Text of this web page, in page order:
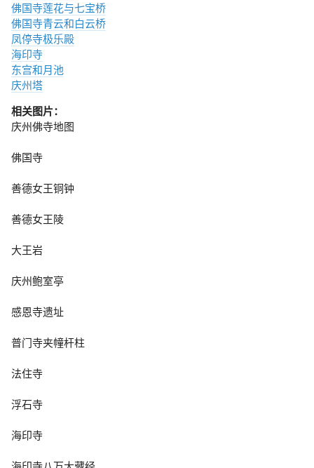
佛国寺莲花与七宝桥
佛国寺青云和白云桥
凤停寺极乐殿
海印寺
东宫和月池
庆州塔
相关图片：
庆州佛寺地图
佛国寺
善德女王铜钟
善德女王陵
大王岩
庆州鲍室亭
感恩寺遗址
普门寺夹幢杆柱
法住寺
浮石寺
海印寺